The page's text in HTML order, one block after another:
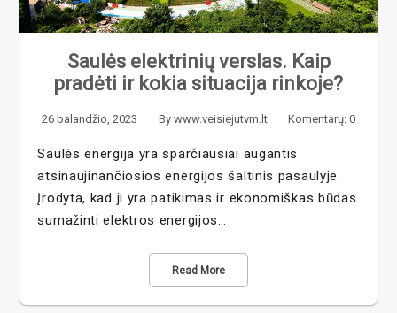
Saulės elektrinių verslas. Kaip
pradėti ir kokia situacija rinkoje?
26 balandžio, 2023 By www.veisiejutvm.lt Komentarų: 0
Saulės energija yra sparčiausiai augantis
atsinaujinančiosios energijos šaltinis pasaulyje.
Įrodyta, kad ji yra patikimas ir ekonomiškas būdas
sumažinti elektros energijos…
Read More